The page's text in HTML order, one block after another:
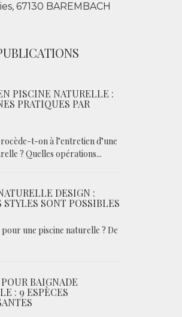
67130 BAREMBACH
PISCINE NATURELLE :
PRATIQUES PAR
t-on à l’entretien d’une
? Quelles opérations...
DESIGN :
STYLES SONT POSSIBLES
une piscine naturelle ? De
BAIGNADE
: 9 ESPÈCES